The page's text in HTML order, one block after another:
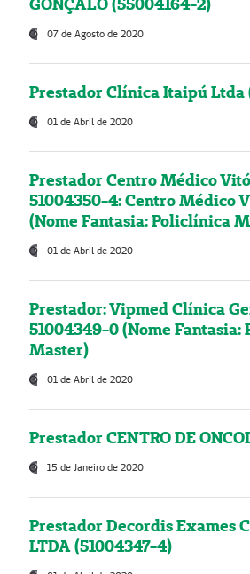
07 de Agosto de 2020
Prestador Clínica Itaipú Ltda
01 de Abril de 2020
Prestador Centro Médico
51004350-4: Centro Médico
(Nome Fantasia: Policlínica
01 de Abril de 2020
Prestador: Vipmed Clínica
51004349-0 (Nome
Master)
01 de Abril de 2020
Prestador CENTRO DE
15 de Janeiro de 2020
Prestador Decordis Exames
LTDA (51004347-4)